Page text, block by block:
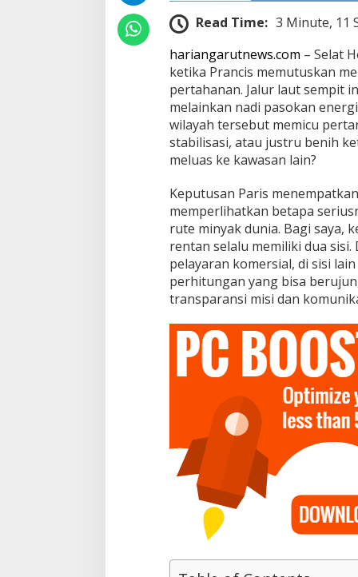
Read Time: 3 Minute, 11
hariangarutnews.com – Selat
ketika Prancis memutuskan
pertahanan. Jalur laut sempit
melainkan nadi pasokan
wilayah tersebut memicu
stabilisasi, atau justru benih
meluas ke kawasan lain?
Keputusan Paris
memperlihatkan betapa
rute minyak dunia. Bagi saya,
rentan selalu memiliki dua
pelayaran komersial, di sisi
perhitungan yang bisa
transparansi misi dan